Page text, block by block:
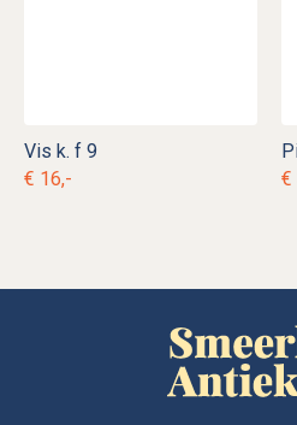
Vis k. f 9
€ 16,-
€